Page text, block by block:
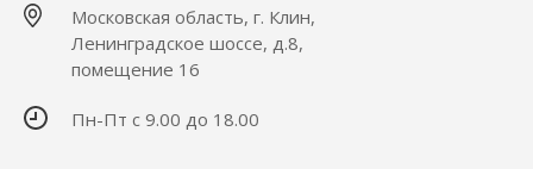
Московская область, г. Клин,
Ленинградское шоссе, д.8,
помещение 16
Пн-Пт с 9.00 до 18.00